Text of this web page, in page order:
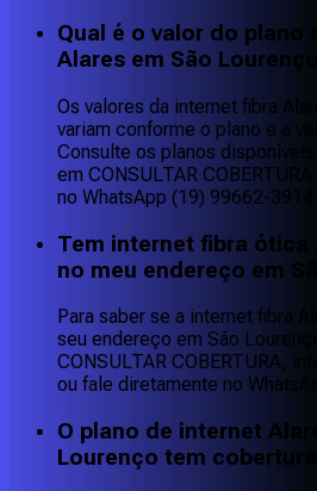
Qual é o valor do plano
Alares em São
Os valores da internet fibra
variam conforme o plano e a
Consulte os planos
em CONSULTAR
no WhatsApp (19) 99662-3914.
Tem internet fibra ótica
no meu endereço em
Para saber se a internet fibra
seu endereço em São
CONSULTAR COBERTURA,
ou fale diretamente no
O plano de internet
Lourenço tem